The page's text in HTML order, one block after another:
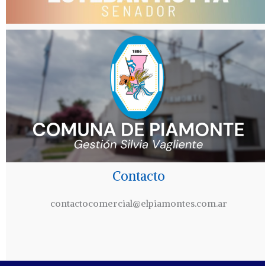
Contacto
contactocomercial@elpiamontes.com.ar